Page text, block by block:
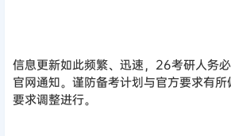
信息更新如此频繁、迅速，26考研人务
官网通知。谨防备考计划与官方要求有
要求调整进行。